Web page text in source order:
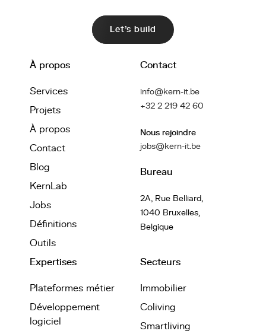
Let's build
À propos
Services
Projets
À propos
Contact
Blog
KernLab
Jobs
Définitions
Outils
Contact
info@kern-it.be
+32 2 219 42 60
Nous rejoindre
jobs@kern-it.be
Bureau
2A, Rue Belliard,
1040 Bruxelles,
Belgique
Expertises
Plateformes métier
Développement
logiciel
Secteurs
Immobilier
Coliving
Smartliving